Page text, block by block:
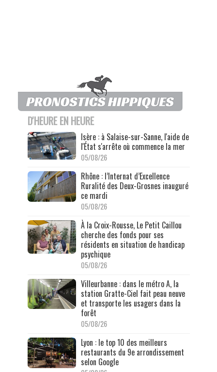
D'HEURE EN HEURE
Isère : à Salaise-sur-Sanne, l'aide de
l'État s'arrête où commence la mer
05/08/26
Rhône : l’Internat d’Excellence
Ruralité des Deux-Grosnes inauguré
ce mardi
05/08/26
À la Croix-Rousse, Le Petit Caillou
cherche des fonds pour ses
résidents en situation de handicap
psychique
05/08/26
Villeurbanne : dans le métro A, la
station Gratte-Ciel fait peau neuve
et transporte les usagers dans la
forêt
05/08/26
Lyon : le top 10 des meilleurs
restaurants du 9e arrondissement
selon Google